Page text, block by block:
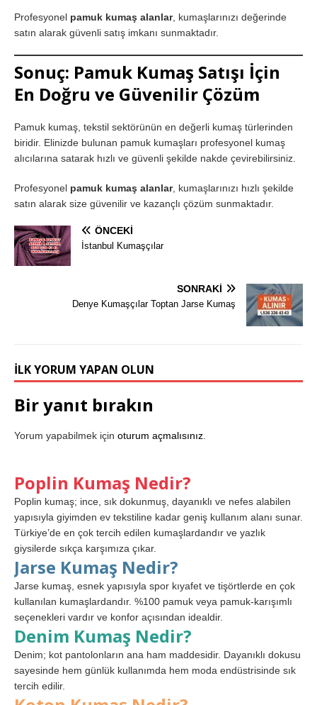
Profesyonel pamuk kumaş alanlar, kumaşlarınızı değerinde
satın alarak güvenli satış imkanı sunmaktadır.
Sonuç: Pamuk Kumaş Satışı İçin
En Doğru ve Güvenilir Çözüm
Pamuk kumaş, tekstil sektörünün en değerli kumaş türlerinden
biridir. Elinizde bulunan pamuk kumaşları profesyonel kumaş
alıcılarına satarak hızlı ve güvenli şekilde nakde çevirebilirsiniz.
Profesyonel pamuk kumaş alanlar, kumaşlarınızı hızlı şekilde
satın alarak size güvenilir ve kazançlı çözüm sunmaktadır.
ÖNCEKI
İstanbul Kumaşçılar
SONRAKI
Denye Kumaşçılar Toptan Jarse Kumaş
İLK YORUM YAPAN OLUN
Bir yanıt bırakın
Yorum yapabilmek için oturum açmalısınız.
Poplin Kumaş Nedir?
Poplin kumaş; ince, sık dokunmuş, dayanıklı ve nefes alabilen
yapısıyla giyimden ev tekstiline kadar geniş kullanım alanı sunar.
Türkiye’de en çok tercih edilen kumaşlardandır ve yazlık
giysilerde sıkça karşımıza çıkar.
Jarse Kumaş Nedir?
Jarse kumaş, esnek yapısıyla spor kıyafet ve tişörtlerde en çok
kullanılan kumaşlardandır. %100 pamuk veya pamuk-karışımlı
seçenekleri vardır ve konfor açısından idealdir.
Denim Kumaş Nedir?
Denim; kot pantolonların ana ham maddesidir. Dayanıklı dokusu
sayesinde hem günlük kullanımda hem moda endüstrisinde sık
tercih edilir.